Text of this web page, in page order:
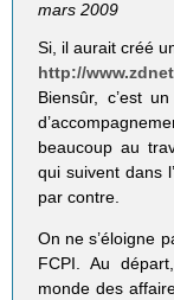
mars 2009
Si, il aurait créé
http://
Biensûr, c’est
beaucoup au
qui suivent dans
par contre.
On ne s’éloigne
FCPI. Au
monde des